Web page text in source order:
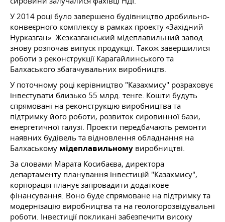
У 2014 році було завершено будівництво дробильно-
конвеєрного комплексу в рамках проекту «Західний
Нурказган». Жезказганський мідеплавильний завод
знову розпочав випуск продукції. Також завершилися
роботи з реконструкції Карагайлинського та
Балхаського збагачувальних виробництв.
У поточному році керівництво "Казахмису" розраховує
інвестувати близько 55 млрд. тенге. Кошти будуть
спрямовані на реконструкцію виробництва та
підтримку його роботи, розвиток сировинної бази,
енергетичної галузі. Проекти передбачають ремонти
наявних будівель та відновлення обладнання на
Балхаському мідеплавильному виробництві.
За словами Марата Косибаєва, директора
департаменту планування інвестицій "Казахмису",
корпорація планує запровадити додаткове
фінансування. Воно буде спрямоване на підтримку та
модернізацію виробництва та на геологорозвідувальні
роботи. Інвестиції покликані забезпечити високу